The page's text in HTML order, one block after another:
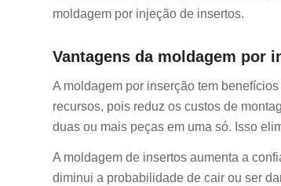
moldagem por injeção de insertos.
Vantagens da moldagem por
A moldagem por inserção tem
recursos, pois reduz os custos de
duas ou mais peças em uma só. Isso
A moldagem de insertos aumenta a
diminui a probabilidade de cair ou ser